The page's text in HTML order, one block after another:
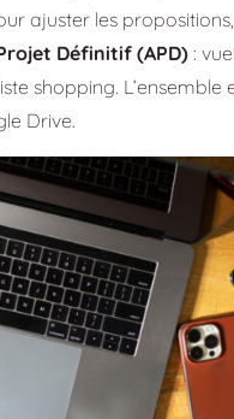
ajuster les
Définitif (APD) :
shopping. L’ensemble
Drive.